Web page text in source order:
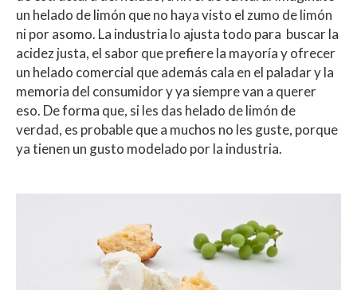
un helado de limón que no haya visto el zumo de limón
ni por asomo. La industria lo ajusta todo para buscar la
acidez justa, el sabor que prefiere la mayoría y ofrecer
un helado comercial que además cala en el paladar y la
memoria del consumidor y ya siempre van a querer
eso. De forma que, si les das helado de limón de
verdad, es probable que a muchos no les guste, porque
ya tienen un gusto modelado por la industria.